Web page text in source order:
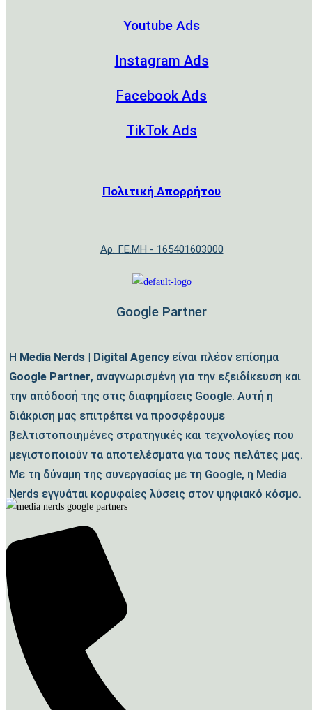
Youtube Ads
Instagram Ads
Facebook Ads
TikTok Ads
Πολιτική Απορρήτου
Αρ. Γ.Ε.ΜΗ - 165401603000
Google Partner
Η Media Nerds | Digital Agency είναι πλέον επίσημα
Google Partner, αναγνωρισμένη για την εξειδίκευση και
την απόδοσή της στις διαφημίσεις Google. Αυτή η
διάκριση μας επιτρέπει να προσφέρουμε
βελτιστοποιημένες στρατηγικές και τεχνολογίες που
μεγιστοποιούν τα αποτελέσματα για τους πελάτες μας.
Με τη δύναμη της συνεργασίας με τη Google, η Media
Nerds εγγυάται κορυφαίες λύσεις στον ψηφιακό κόσμο.